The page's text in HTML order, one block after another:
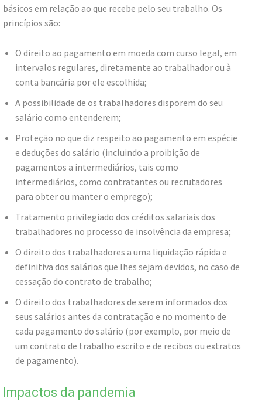
básicos em relação ao que recebe pelo seu trabalho. Os
princípios são:
O direito ao pagamento em moeda com curso legal, em
intervalos regulares, diretamente ao trabalhador ou à
conta bancária por ele escolhida;
A possibilidade de os trabalhadores disporem do seu
salário como entenderem;
Proteção no que diz respeito ao pagamento em espécie
e deduções do salário (incluindo a proibição de
pagamentos a intermediários, tais como
intermediários, como contratantes ou recrutadores
para obter ou manter o emprego);
Tratamento privilegiado dos créditos salariais dos
trabalhadores no processo de insolvência da empresa;
O direito dos trabalhadores a uma liquidação rápida e
definitiva dos salários que lhes sejam devidos, no caso de
cessação do contrato de trabalho;
O direito dos trabalhadores de serem informados dos
seus salários antes da contratação e no momento de
cada pagamento do salário (por exemplo, por meio de
um contrato de trabalho escrito e de recibos ou extratos
de pagamento).
Impactos da pandemia